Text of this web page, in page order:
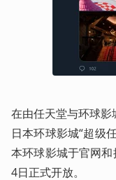
在由任天堂与环球
日本环球影城“超级
本环球影城于官网
4日正式开放。